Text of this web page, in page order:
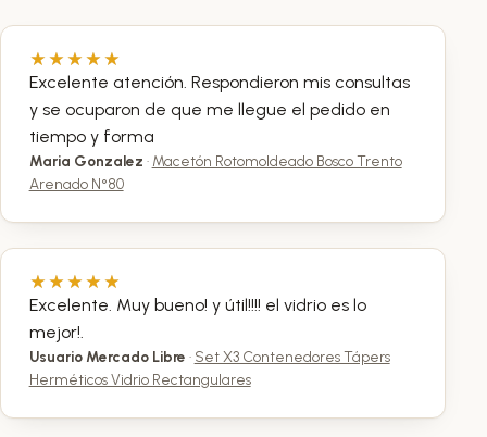
Excelente atención. Respondieron mis consultas
y se ocuparon de que me llegue el pedido en
tiempo y forma
Maria Gonzalez · Macetón Rotomoldeado Bosco Trento
Arenado N°80
Excelente. Muy bueno! y útil!!!! el vidrio es lo
mejor!.
Usuario Mercado Libre · Set X3 Contenedores Tápers
Herméticos Vidrio Rectangulares